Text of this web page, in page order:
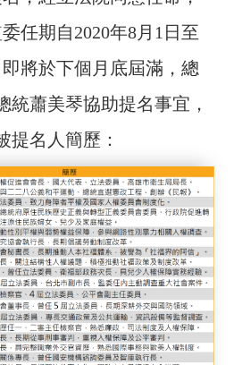
任期自2020年8月1日至
即將於下個月底屆滿，總
統蕭美琴協助提名事宜，
提名人簡歷：